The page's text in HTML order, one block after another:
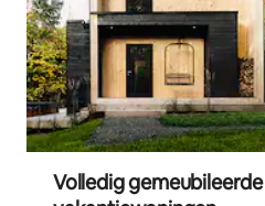
Volledig gemeubileerde